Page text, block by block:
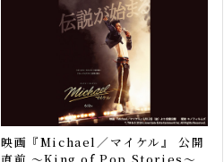
映画『Michael／マイケル』 公開